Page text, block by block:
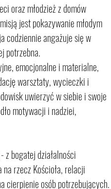
oraz młodzież z domów
jest pokazywanie młodym
codziennie angażuje się w
potrzebna.
emocjonalne i materialne,
warsztaty, wycieczki i
uwierzyć w siebie i swoje
motywacji i nadziei,
- z bogatej działalności
rzecz Kościoła, relacji
cierpienie osób potrzebujących.